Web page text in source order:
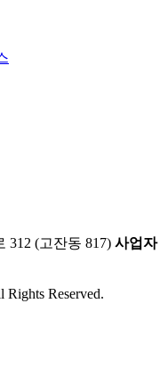
312 (고잔동 817) 사업자
Rights Reserved.